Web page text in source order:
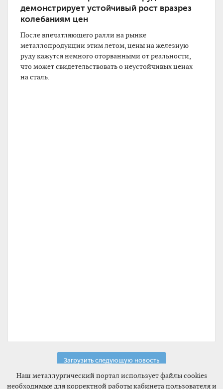
демонстрирует устойчивый рост вразрез
колебаниям цен
После впечатляющего ралли на рынке
металлопродукции этим летом, цены на железную
руду кажутся немного оторванными от реальности,
что может свидетельствовать о неустойчивых ценах
на сталь.
Загрузить следующую новость
Наш металлургический портал использует файлы cookies
необходимые для корректной работы кабинета пользователя и